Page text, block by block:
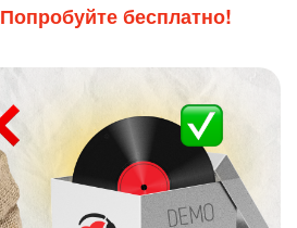
Попробуйте бесплатно!